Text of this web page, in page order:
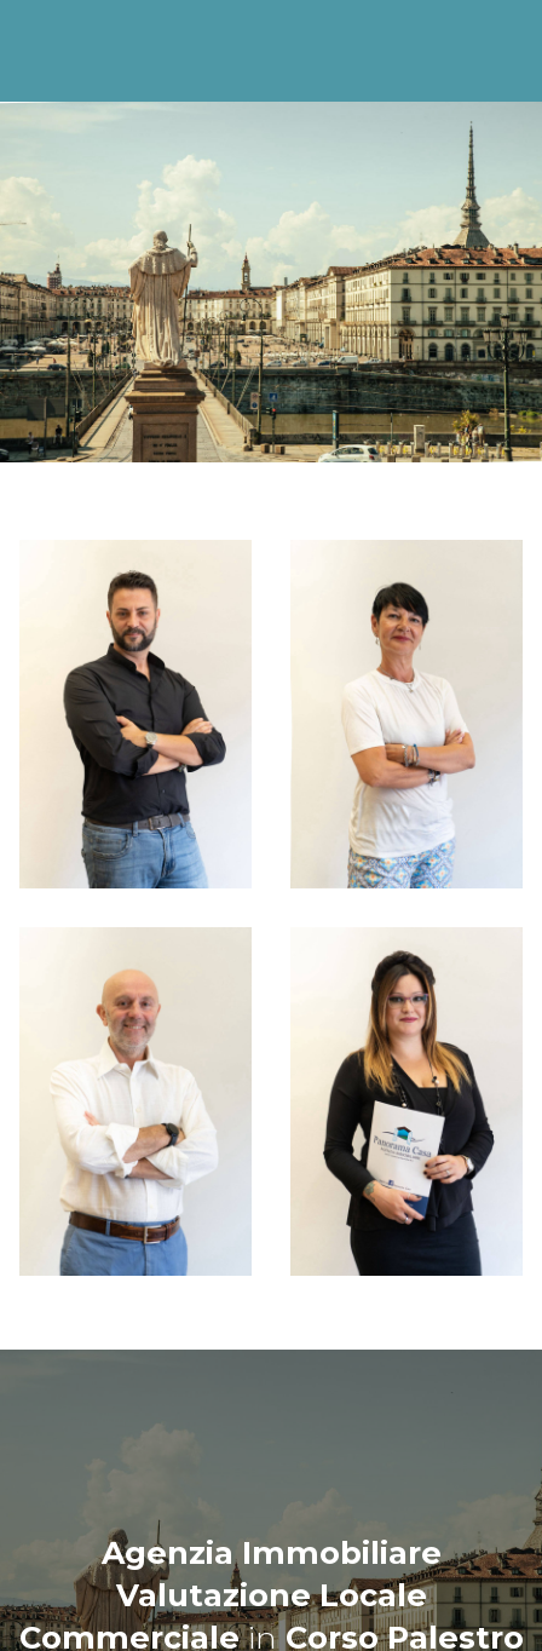
Agenzia Immobiliare
Valutazione Locale
CommercialeinCorso Palestro